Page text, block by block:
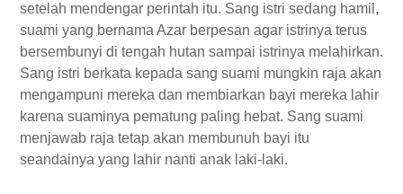
setelah mendengar perintah itu. Sang istri sedang hamil,
suami yang bernama Azar berpesan agar istrinya terus
bersembunyi di tengah hutan sampai istrinya melahirkan.
Sang istri berkata kepada sang suami mungkin raja akan
mengampuni mereka dan membiarkan bayi mereka lahir
karena suaminya pematung paling hebat. Sang suami
menjawab raja tetap akan membunuh bayi itu
seandainya yang lahir nanti anak laki-laki.